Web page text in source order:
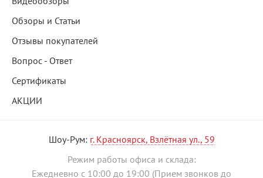
Обзоры и Статьи
Отзывы покупателей
Вопрос - Ответ
Сертификаты
АКЦИИ
Шоу-Рум: г. Красноярск, Взлётная ул., 59
Режим работы офиса и склада:
Ежедневно с 10:00 до 19:00 (Прием звонков до